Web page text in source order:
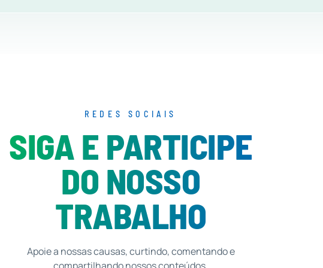
REDES SOCIAIS
SIGA E PARTICIPE
DO NOSSO
TRABALHO
Apoie a nossas causas, curtindo, comentando e